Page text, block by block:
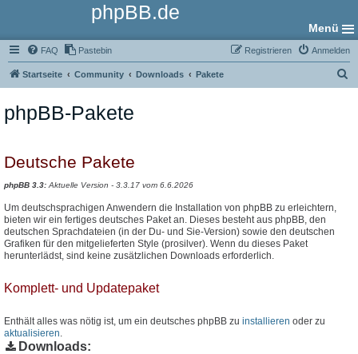
phpBB.de
Menü
FAQ Pastebin Anmelden
Registrieren
Startseite Community Downloads Pakete
phpBB-Pakete
Deutsche Pakete
phpBB 3.3: Aktuelle Version - 3.3.17 vom 6.6.2026
Um deutschsprachigen Anwendern die Installation von phpBB zu erleichtern,
bieten wir ein fertiges deutsches Paket an. Dieses besteht aus phpBB, den
deutschen Sprachdateien (in der Du- und Sie-Version) sowie den deutschen
Grafiken für den mitgelieferten Style (prosilver). Wenn du dieses Paket
herunterlädst, sind keine zusätzlichen Downloads erforderlich.
Komplett- und Updatepaket
Enthält alles was nötig ist, um ein deutsches phpBB zu installieren oder zu
aktualisieren.
Downloads: